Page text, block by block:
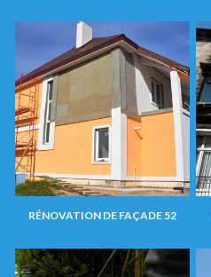
RÉNOVATION DE FAÇADE 52